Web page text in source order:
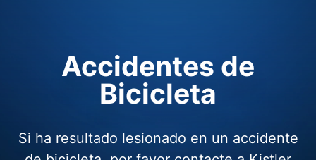
Accidentes de
Bicicleta
Si ha resultado lesionado en un accidente